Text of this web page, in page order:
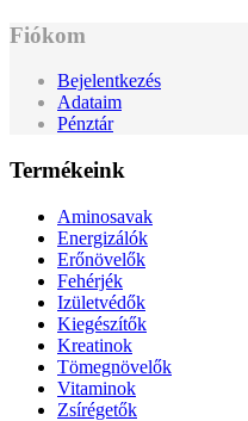
Fiókom
Bejelentkezés
Adataim
Pénztár
Termékeink
Aminosavak
Energizálók
Erőnövelők
Fehérjék
Izületvédők
Kiegészítők
Kreatinok
Tömegnövelők
Vitaminok
Zsírégetők